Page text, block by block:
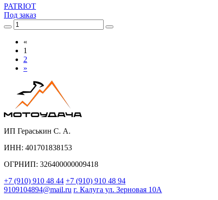
PATRIOT
Под заказ
«
1
2
»
ИП Гераськин С. А.
ИНН: 401701838153
ОГРНИП: 326400000009418
+7 (910) 910 48 44 +7 (910) 910 48 94
9109104894@mail.ru г. Калуга ул. Зерновая 10А